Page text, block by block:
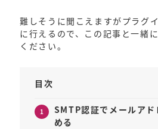
難しそうに聞こえますがプラグ
に行えるので、この記事と一緒
ください。
目次
SMTP認証でメールア
める